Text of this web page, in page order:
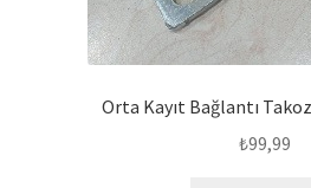
Orta Kayıt Bağlantı
₺99,99